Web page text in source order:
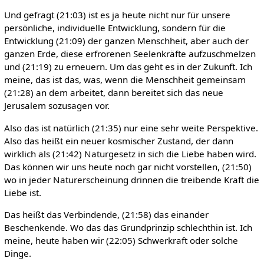
Und gefragt (21:03) ist es ja heute nicht nur für unsere
persönliche, individuelle Entwicklung, sondern für die
Entwicklung (21:09) der ganzen Menschheit, aber auch der
ganzen Erde, diese erfrorenen Seelenkräfte aufzuschmelzen
und (21:19) zu erneuern. Um das geht es in der Zukunft. Ich
meine, das ist das, was, wenn die Menschheit gemeinsam
(21:28) an dem arbeitet, dann bereitet sich das neue
Jerusalem sozusagen vor.
Also das ist natürlich (21:35) nur eine sehr weite Perspektive.
Also das heißt ein neuer kosmischer Zustand, der dann
wirklich als (21:42) Naturgesetz in sich die Liebe haben wird.
Das können wir uns heute noch gar nicht vorstellen, (21:50)
wo in jeder Naturerscheinung drinnen die treibende Kraft die
Liebe ist.
Das heißt das Verbindende, (21:58) das einander
Beschenkende. Wo das das Grundprinzip schlechthin ist. Ich
meine, heute haben wir (22:05) Schwerkraft oder solche
Dinge.